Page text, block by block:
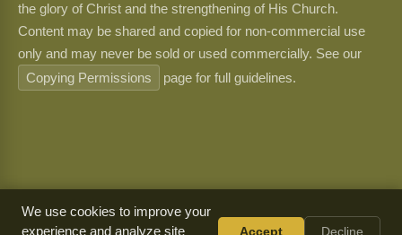
the glory of Christ and the strengthening of His Church.
Content may be shared and copied for non-commercial use
only and may never be sold or used commercially. See our
Copying Permissions
page for full guidelines.
We use cookies to improve your
experience and analyze site
Accept Decline